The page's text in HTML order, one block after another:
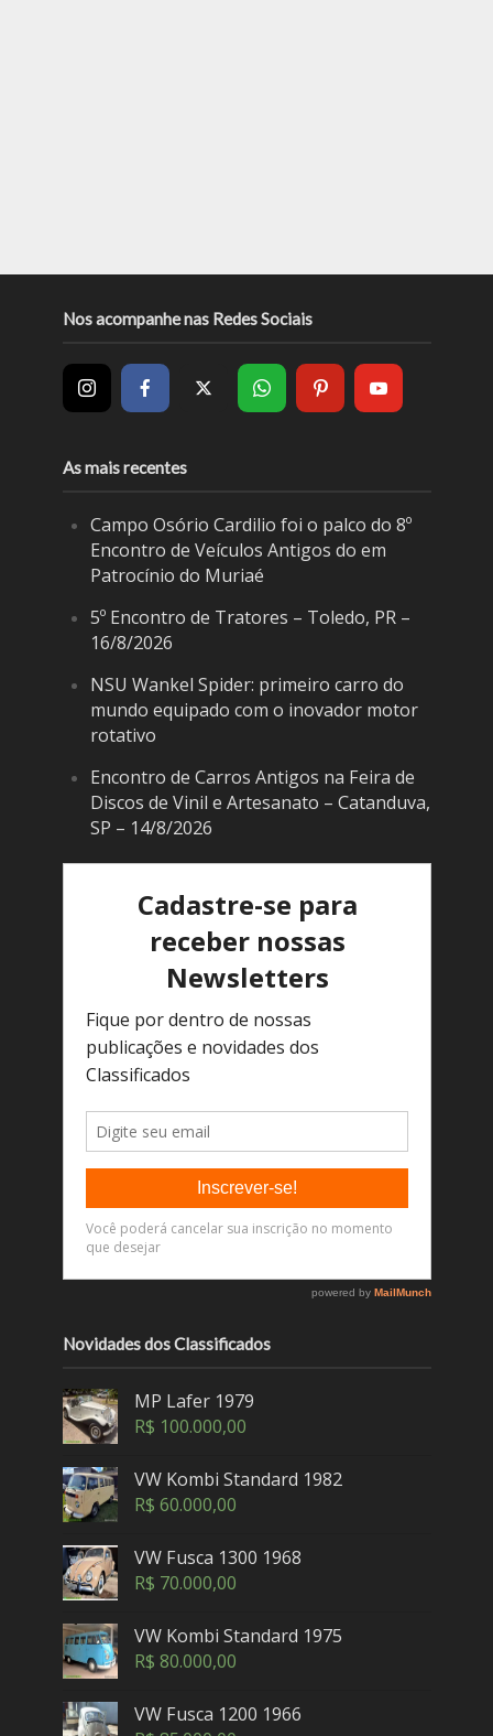
Nos acompanhe nas Redes Sociais
As mais recentes
Campo Osório Cardilio foi o palco do 8º
Encontro de Veículos Antigos do em
Patrocínio do Muriaé
5º Encontro de Tratores – Toledo, PR –
16/8/2026
NSU Wankel Spider: primeiro carro do
mundo equipado com o inovador motor
rotativo
Encontro de Carros Antigos na Feira de
Discos de Vinil e Artesanato – Catanduva,
SP – 14/8/2026
Novidades dos Classificados
MP Lafer 1979
R$ 100.000,00
VW Kombi Standard 1982
R$ 60.000,00
VW Fusca 1300 1968
R$ 70.000,00
VW Kombi Standard 1975
R$ 80.000,00
VW Fusca 1200 1966